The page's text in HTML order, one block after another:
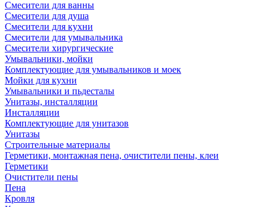
Смесители для ванны
Смесители для душа
Смесители для кухни
Смесители для умывальника
Смесители хирургические
Умывальники, мойки
Комплектующие для умывальников и моек
Мойки для кухни
Умывальники и пьдесталы
Унитазы, инсталляции
Инсталляции
Комплектующие для унитазов
Унитазы
Строительные материалы
Герметики, монтажная пена, очистители пены, клеи
Герметики
Очистители пены
Пена
Кровля